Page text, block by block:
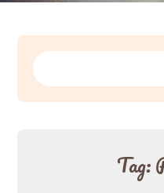
Zoeken
Tag: